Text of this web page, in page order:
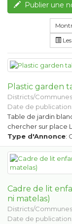
Publier une
Plastic garden
Districts/
Date de
Table de jardin
chercher sur place
Type d'Annonce:
Cadre de lit
ni matelas)
Districts/
Date de